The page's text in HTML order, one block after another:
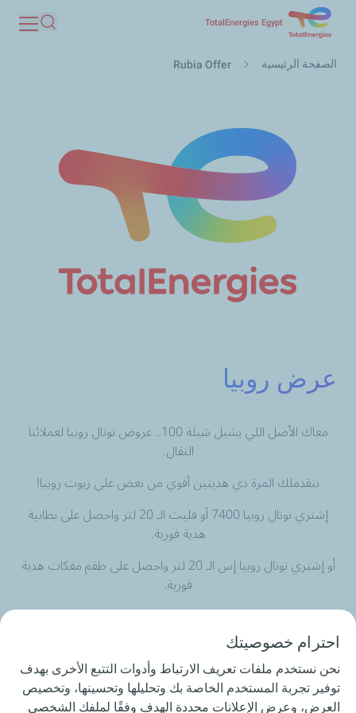
المحتوى
TotalEnergies Egypt
بحث
مسار
الصفحة الرئيسية Rubia Offer
عرض روبيا
معاك الأصل اللي يشيل شيلة 100.. عروض توتال روبيا لعملائنا
التقال.
بنقدملك المرة دي هديتين أقوي من بعض علي زيوت روبيا!
إشتري توتال روبيا 7400 أو فليت الـ 20 لتر واحصل على بطانية
هدية فورية.
أو إشتري توتال روبيا إس الـ 20 لتر واحصل على طقم مفكات هدية
فورية.
توتال روبيا... زيت تقيل وجوايزه كتير!
تطبق الشروط والأحكام.
احترام خصوصيتك
نحن نستخدم ملفات تعريف الارتباط وأدوات التتبع الأخرى بهدف
توفير تجربة المستخدم الخاصة بك وتحليلها وتحسينها، وتخصيص
العرض، وعرض الإعلانات محددة الهدف وفقًا لملفك الشخصي